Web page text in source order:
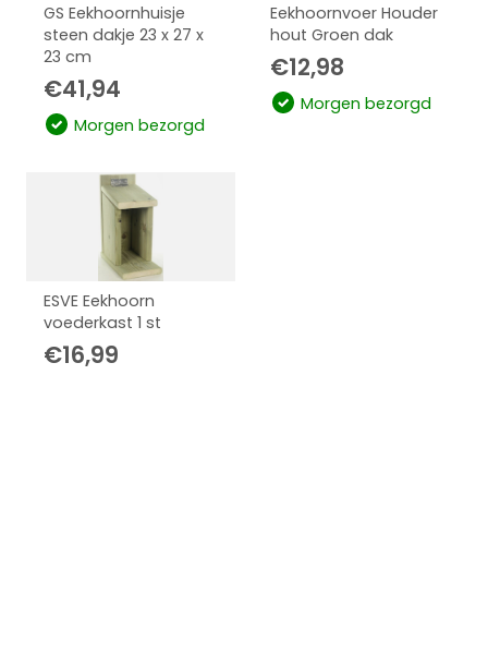
GS Eekhoornhuisje
steen dakje 23 x 27 x
23 cm
€41,94
Morgen bezorgd
Eekhoornvoer Houder
hout Groen dak
€12,98
Morgen bezorgd
ESVE Eekhoorn
voederkast 1 st
€16,99